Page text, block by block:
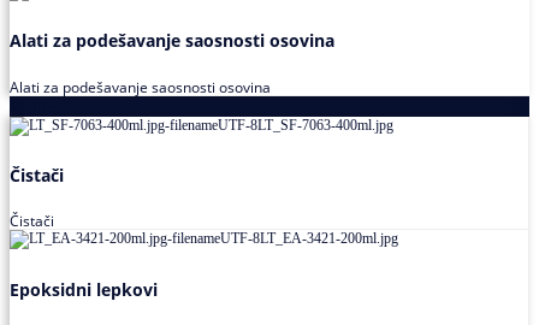
Alati za podešavanje saosnosti osovina
Alati za podešavanje saosnosti osovina
Čistači
Čistači
Epoksidni lepkovi